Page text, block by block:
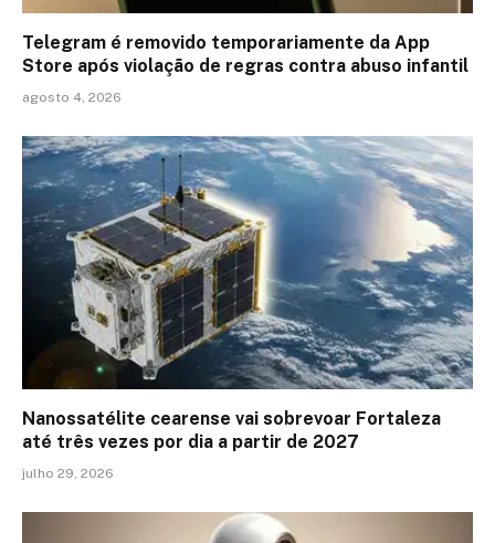
Telegram é removido temporariamente da App
Store após violação de regras contra abuso infantil
agosto 4, 2026
Nanossatélite cearense vai sobrevoar Fortaleza
até três vezes por dia a partir de 2027
julho 29, 2026